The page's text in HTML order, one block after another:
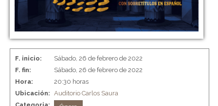
F. inicio:
Sábado, 26 de febrero de 2022
F. fin:
Sábado, 26 de febrero de 2022
Hora:
20:30 horas
Ubicación: Auditorio Carlos Saura